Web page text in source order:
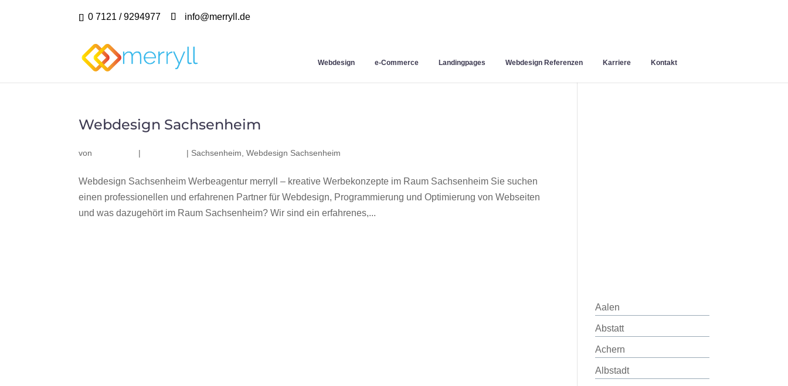
0 7121 / 9294977 info@merryll.de
Webdesign e-Commerce Landingpages Webdesign Referenzen Karriere Kontakt
Webdesign Sachsenheim
von | | Sachsenheim ,Webdesign Sachsenheim
Webdesign Sachsenheim Werbeagentur merryll – kreative Werbekonzepte im Raum Sachsenheim Sie suchen
einen professionellen und erfahrenen Partner für Webdesign, Programmierung und Optimierung von Webseiten
und was dazugehört im Raum Sachsenheim? Wir sind ein erfahrenes,...
Aalen
Abstatt
Achern
Albstadt